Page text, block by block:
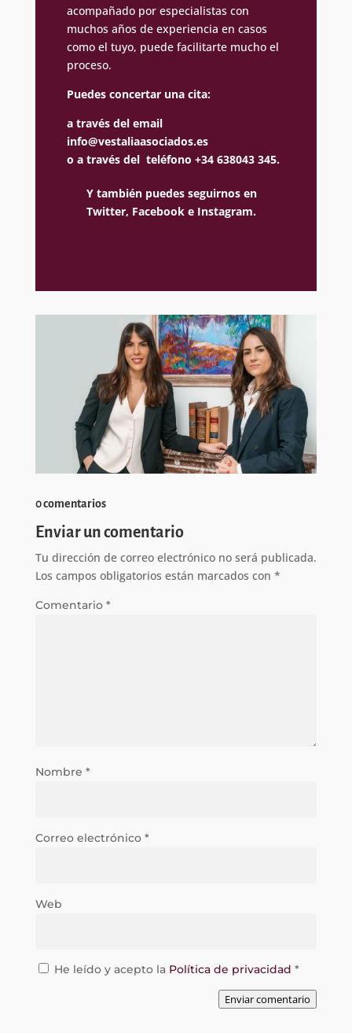
acompañado por especialistas con
muchos años de experiencia en casos
como el tuyo, puede facilitarte mucho el
proceso.
Puedes concertar una cita:
a través del email
info@vestaliaasociados.es
o a través del teléfono +34 638043 345.
Y también puedes seguirnos en
Twitter, Facebook e Instagram.
0 comentarios
Enviar un comentario
Tu dirección de correo electrónico no será publicada.
Los campos obligatorios están marcados con *
Comentario *
Nombre *
Correo electrónico *
Web
He leído y acepto la Política de privacidad *
Enviar comentario